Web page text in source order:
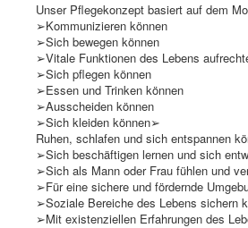
Unser Pflegekonzept basiert auf dem
➢Kommunizieren können
➢Sich bewegen können
➢Vitale Funktionen des Lebens
➢Sich pflegen können
➢Essen und Trinken können
➢Ausscheiden können
➢Sich kleiden können➢
Ruhen, schlafen und sich entspannen
➢Sich beschäftigen lernen und sich
➢Sich als Mann oder Frau fühlen und
➢Für eine sichere und fördernde
➢Soziale Bereiche des Lebens sichern
➢Mit existenziellen Erfahrungen des